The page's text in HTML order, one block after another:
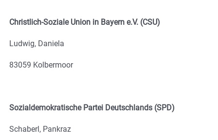
Christlich-Soziale Union in Bayern e.V. (CSU)
Ludwig, Daniela
83059 Kolbermoor
Sozialdemokratische Partei Deutschlands (SPD)
Schaberl, Pankraz